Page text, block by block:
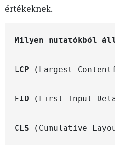
értékeknek.
Milyen mutatókból
LCP (Largest
FID (First Input
CLS (Cumulative